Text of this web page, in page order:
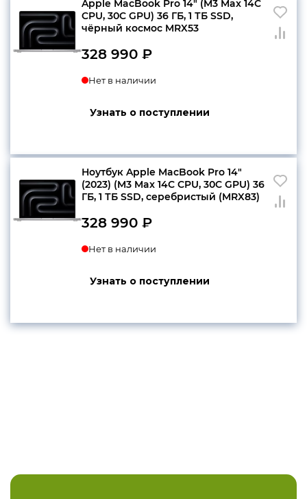
Apple MacBook Pro 14″ (M3 Max 14C
CPU, 30C GPU) 36 ГБ, 1 ТБ SSD,
чёрный космос MRX53
328 990 ₽
Нет в наличии
Узнать о поступлении
Ноутбук Apple MacBook Pro 14″
(2023) (M3 Max 14C CPU, 30C GPU) 36
ГБ, 1 ТБ SSD, серебристый (MRX83)
328 990 ₽
Нет в наличии
Узнать о поступлении